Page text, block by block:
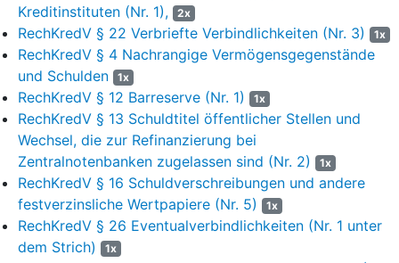
Kreditinstituten (Nr. 1),
2x
RechKredV § 22 Verbriefte Verbindlichkeiten (Nr. 3) 1x
RechKredV § 4 Nachrangige Vermögensgegenstände
und Schulden
1x
RechKredV § 12 Barreserve (Nr. 1) 1x
RechKredV § 13 Schuldtitel öffentlicher Stellen und
Wechsel, die zur Refinanzierung bei
Zentralnotenbanken zugelassen sind (Nr. 2)
1x
RechKredV § 16 Schuldverschreibungen und andere
festverzinsliche Wertpapiere (Nr. 5)
1x
RechKredV § 26 Eventualverbindlichkeiten (Nr. 1 unter
dem Strich)
1x